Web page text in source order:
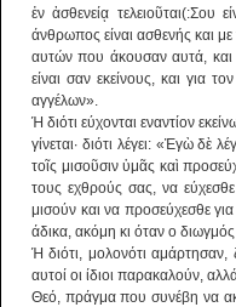
ἐν ἀσθενείᾳ
άνθρωπος είναι ασθενής και
αυτών που άκουσαν αυτά,
είναι σαν εκείνους, και για
αγγέλων».
Ή διότι εύχονται εναντίον
γίνεται· διότι λέγει: «Ἐγὼ
τοῖς μισοῦσιν ὑμᾶς καὶ
τους εχθρούς σας, να
μισούν και να προσεύχεσθε
άδικα, ακόμη κι όταν ο
Ή διότι, μολονότι
αυτοί οι ίδιοι παρακαλούν,
Θεό, πράγμα που συνέβη να